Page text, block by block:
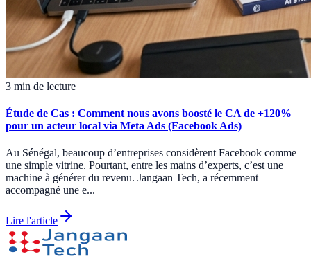
3 min de lecture
Étude de Cas : Comment nous avons boosté le CA de +120%
pour un acteur local via Meta Ads (Facebook Ads)
Au Sénégal, beaucoup d’entreprises considèrent Facebook comme
une simple vitrine. Pourtant, entre les mains d’experts, c’est une
machine à générer du revenu. Jangaan Tech, a récemment
accompagné une e...
Lire l'article